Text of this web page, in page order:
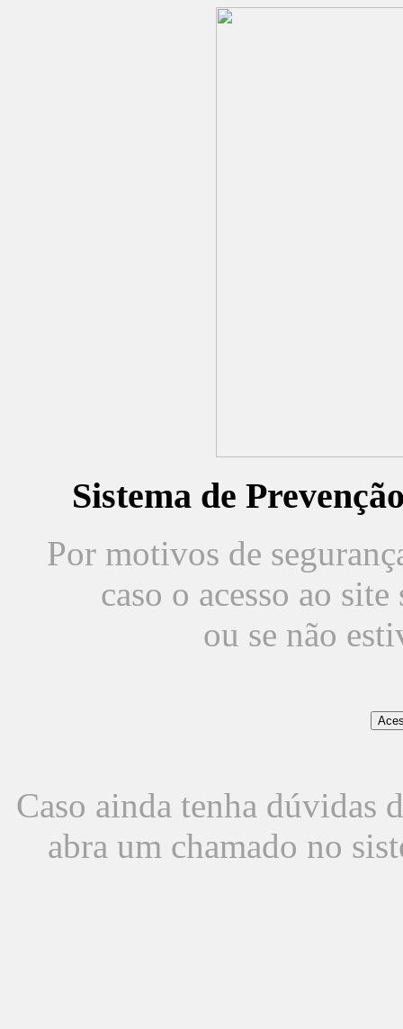
Sistema de
Por motivos de
caso o acesso ao
ou se não
Caso ainda tenha dúvidas
abra um chamado no